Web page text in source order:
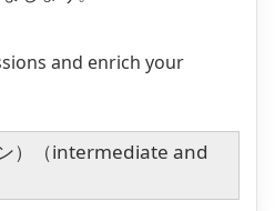
and enrich your
ン）（intermediate and